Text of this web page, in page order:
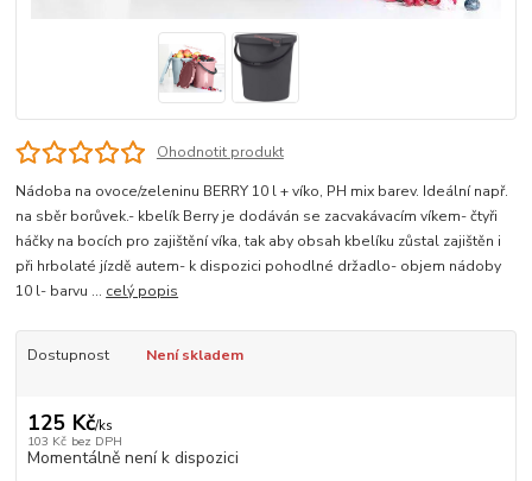
Ohodnotit produkt
Nádoba na ovoce/zeleninu BERRY 10 l + víko, PH mix barev. Ideální např.
na sběr borůvek.- kbelík Berry je dodáván se zacvakávacím víkem- čtyři
háčky na bocích pro zajištění víka, tak aby obsah kbelíku zůstal zajištěn i
při hrbolaté jízdě autem- k dispozici pohodlné držadlo- objem nádoby
10 l- barvu ... celý popis
Dostupnost Není skladem
125 Kč/ks
103 Kč bez DPH
Momentálně není k dispozici